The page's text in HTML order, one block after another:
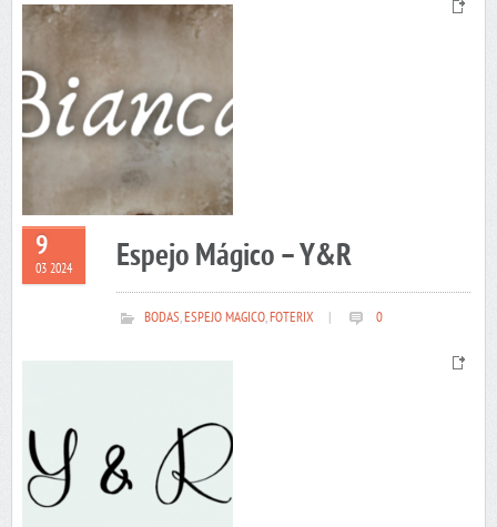
9
03 2024 Espejo Mágico – Y&R
BODAS,ESPEJO MAGICO,FOTERIX 0